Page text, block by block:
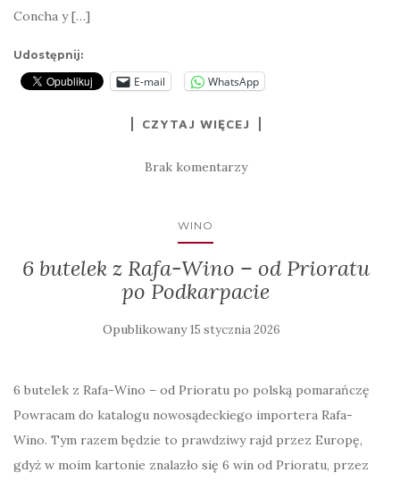
Concha y […]
Udostępnij:
E-mail WhatsApp
CZYTAJ WIĘCEJ
Brak komentarzy
WINO
6 butelek z Rafa-Wino – od Prioratu
po Podkarpacie
Opublikowany15 stycznia 2026
6 butelek z Rafa-Wino – od Prioratu po polską pomarańczę
Powracam do katalogu nowosądeckiego importera Rafa-
Wino. Tym razem będzie to prawdziwy rajd przez Europę,
gdyż w moim kartonie znalazło się 6 win od Prioratu, przez